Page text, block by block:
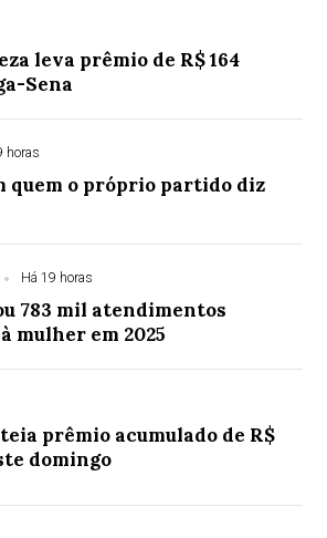
leva prêmio de R$ 164
Sena
horas
quem o próprio partido diz
Há 19 horas
783 mil atendimentos
mulher em 2025
prêmio acumulado de R$
domingo